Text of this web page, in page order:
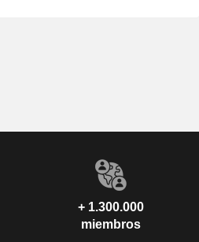
+ 1.300.000
miembros